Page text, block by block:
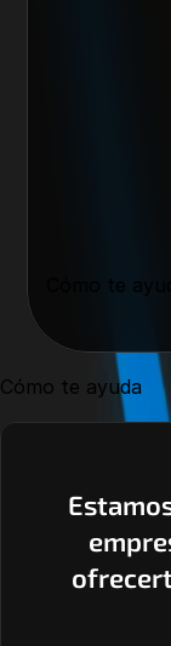
Cómo te
Cómo te ayuda